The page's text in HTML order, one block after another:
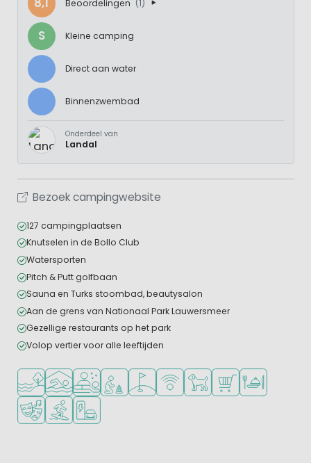
Beoordelingen (1)
S Kleine camping
Direct aan water
Binnenzwembad
Onderdeel van
Landal
Bezoek campingwebsite
127 campingplaatsen
Knutselen in de Bollo Club
Watersporten
Pitch & Putt golfbaan
Sauna en Turks stoombad, beautysalon
Aan de grens van Nationaal Park Lauwersmeer
Gezellige restaurants op het park
Volop vertier voor alle leeftijden
Ligt bij het water
Overdekt zwembad
Wellnessfaciliteiten
Aanbevolen voor jonge kinderen
Golfbaan in de buurt
WiFi beschikbaar
Huisdieren toegestaan
Campingwinkel/
Restaurant of
Animatieprogramma
Watersportfaciliteiten
Laadpaal elektrische auto